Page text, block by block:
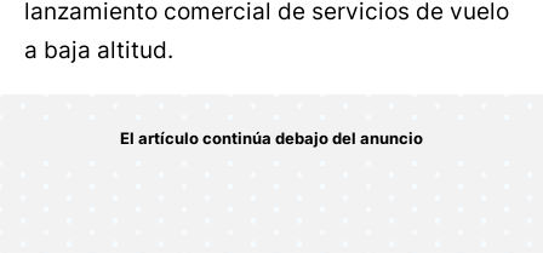
lanzamiento comercial de servicios de vuelo
a baja altitud.